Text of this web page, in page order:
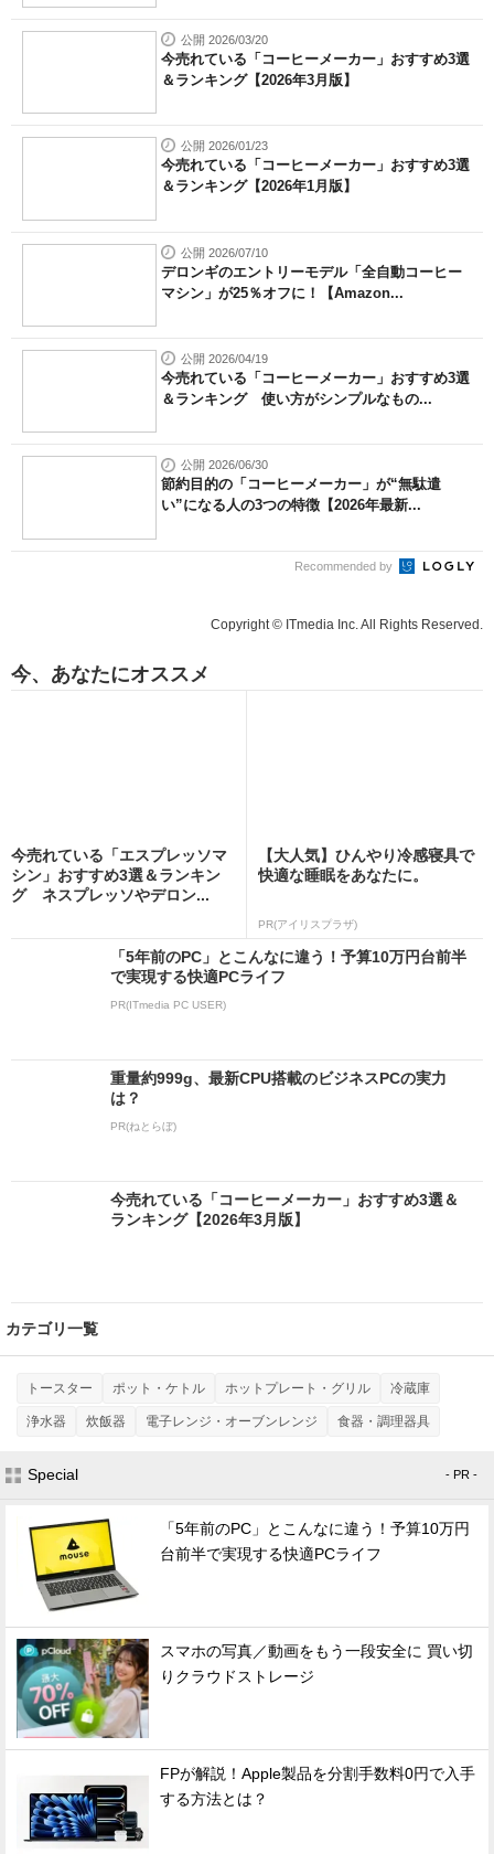
公開 2026/03/20
今売れている「コーヒーメーカー」おすすめ3選
＆ランキング【2026年3月版】
公開 2026/01/23
今売れている「コーヒーメーカー」おすすめ3選
＆ランキング【2026年1月版】
公開 2026/07/10
デロンギのエントリーモデル「全自動コーヒー
マシン」が25％オフに！【Amazon...
公開 2026/04/19
今売れている「コーヒーメーカー」おすすめ3選
＆ランキング 使い方がシンプルなもの...
公開 2026/06/30
節約目的の「コーヒーメーカー」が“無駄遣
い”になる人の3つの特徴【2026年最新...
Recommended by
Copyright © ITmedia Inc. All Rights Reserved.
今、あなたにオススメ
今売れている「エスプレッソマ
シン」おすすめ3選＆ランキン
グ ネスプレッソやデロン...
【大人気】ひんやり冷感寝具で
快適な睡眠をあなたに。
PR(アイリスプラザ)
「5年前のPC」とこんなに違う！予算10万円台前半
で実現する快適PCライフ
PR(ITmedia PC USER)
重量約999g、最新CPU搭載のビジネスPCの実力
は？
PR(ねとらぼ)
今売れている「コーヒーメーカー」おすすめ3選＆
ランキング【2026年3月版】
カテゴリ一覧
トースター ポット・ケトル ホットプレート・グリル 冷蔵庫
浄水器 炊飯器 電子レンジ・オーブンレンジ 食器・調理器具
Special - PR -
「5年前のPC」とこんなに違う！予算10万円
台前半で実現する快適PCライフ
スマホの写真／動画をもう一段安全に 買い切
りクラウドストレージ
FPが解説！Apple製品を分割手数料0円で入手
する方法とは？